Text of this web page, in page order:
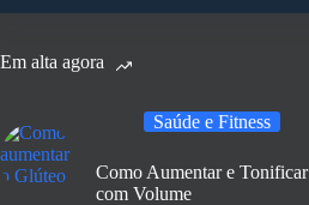
Em alta agora
Saúde e Fitness
Como Aumentar e
com Volume